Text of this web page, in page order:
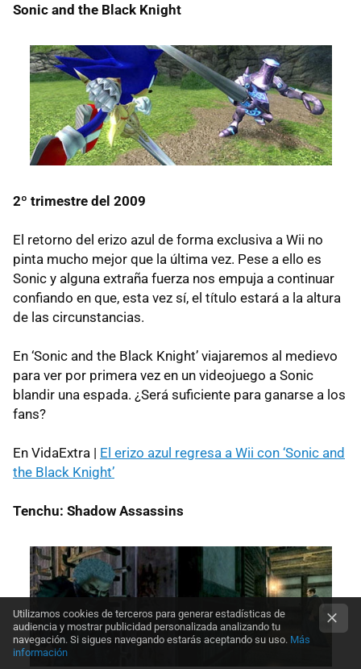
Sonic and the Black Knight
2º trimestre del 2009
El retorno del erizo azul de forma exclusiva a Wii no
pinta mucho mejor que la última vez. Pese a ello es
Sonic y alguna extraña fuerza nos empuja a continuar
confiando en que, esta vez sí, el título estará a la altura
de las circunstancias.
En ‘Sonic and the Black Knight’ viajaremos al medievo
para ver por primera vez en un videojuego a Sonic
blandir una espada. ¿Será suficiente para ganarse a los
fans?
En VidaExtra | El erizo azul regresa a Wii con ‘Sonic and
the Black Knight’
Tenchu: Shadow Assassins
Utilizamos cookies de terceros para generar estadísticas de
audiencia y mostrar publicidad personalizada analizando tu
navegación. Si sigues navegando estarás aceptando su uso. Más
información